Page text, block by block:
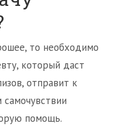
то необходимо
который даст
отправит к
помощь.